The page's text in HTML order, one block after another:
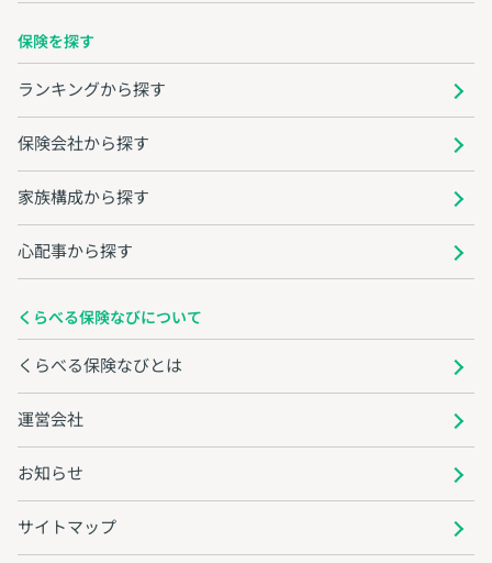
保険を探す
ランキングから探す
保険会社から探す
家族構成から探す
心配事から探す
くらべる保険なびについて
くらべる保険なびとは
運営会社
お知らせ
サイトマップ